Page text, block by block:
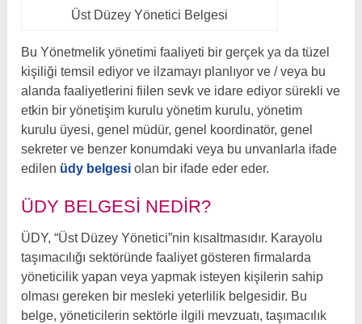
Üst Düzey Yönetici Belgesi
Bu Yönetmelik yönetimi faaliyeti bir gerçek ya da tüzel
kişiliği temsil ediyor ve ilzamayı planlıyor ve / veya bu
alanda faaliyetlerini fiilen sevk ve idare ediyor sürekli ve
etkin bir yönetişim kurulu yönetim kurulu, yönetim
kurulu üyesi, genel müdür, genel koordinatör, genel
sekreter ve benzer konumdaki veya bu unvanlarla ifade
edilen üdy belgesi olan bir ifade eder eder.
ÜDY BELGESI NEDIR?
ÜDY, “Üst Düzey Yönetici”nin kısaltmasıdır. Karayolu
taşımacılığı sektöründe faaliyet gösteren firmalarda
yöneticilik yapan veya yapmak isteyen kişilerin sahip
olması gereken bir mesleki yeterlilik belgesidir. Bu
belge, yöneticilerin sektörle ilgili mevzuatı, taşımacılık